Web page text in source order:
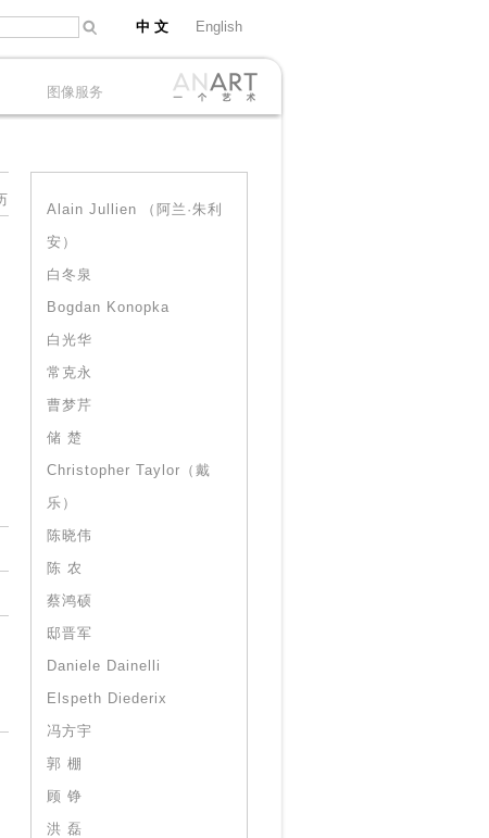
中 文 English
图像服务
Alain Jullien （阿兰·朱利
安）
白冬泉
Bogdan Konopka
白光华
常克永
曹梦芹
储 楚
Christopher Taylor（戴
乐）
陈晓伟
陈 农
蔡鸿硕
邸晋军
Daniele Dainelli
Elspeth Diederix
冯方宇
郭 棚
顾 铮
洪 磊